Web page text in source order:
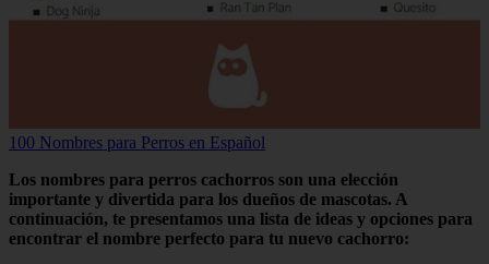
100 Nombres para Perros en Español
Los nombres para perros cachorros son una elección
importante y divertida para los dueños de mascotas. A
continuación, te presentamos una lista de ideas y opciones para
encontrar el nombre perfecto para tu nuevo cachorro: